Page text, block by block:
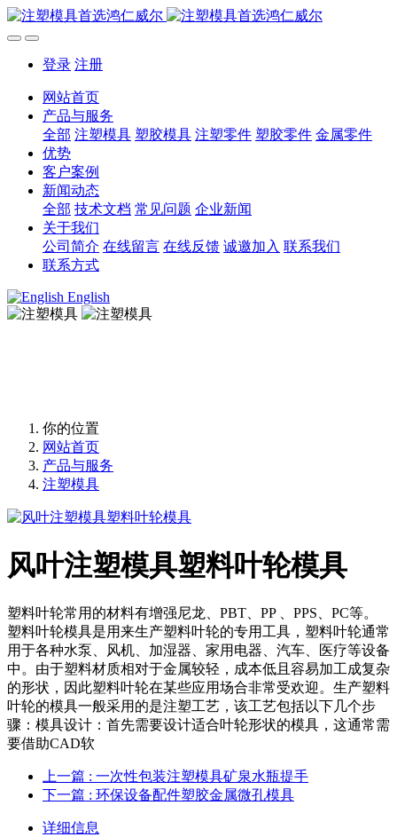
登录 注册
网站首页
产品与服务
全部 注塑模具 塑胶模具 注塑零件 塑胶零件 金属零件
优势
客户案例
新闻动态
全部 技术文档 常见问题 企业新闻
关于我们
公司简介 在线留言 在线反馈 诚邀加入 联系我们
联系方式
English
你的位置
网站首页
产品与服务
注塑模具
风叶注塑模具塑料叶轮模具
塑料叶轮常用的材料有增强尼龙、PBT、PP 、PPS、PC等。
塑料叶轮模具是用来生产塑料叶轮的专用工具，塑料叶轮通常
用于各种水泵、风机、加湿器、家用电器、汽车、医疗等设备
中。由于塑料材质相对于金属较轻，成本低且容易加工成复杂
的形状，因此塑料叶轮在某些应用场合非常受欢迎。生产塑料
叶轮的模具一般采用的是注塑工艺，该工艺包括以下几个步
骤：模具设计：首先需要设计适合叶轮形状的模具，这通常需
要借助CAD软
上一篇 : 一次性包装注塑模具矿泉水瓶提手
下一篇 : 环保设备配件塑胶金属微孔模具
详细信息